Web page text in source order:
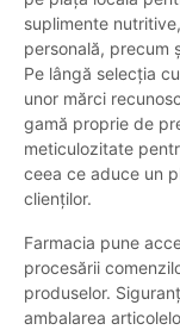
suplimente
personală, precum
Pe lângă selecția
unor mărci
gamă proprie de
meticulozitate
ceea ce aduce un
clienților.
Farmacia pune
procesării
produselor.
ambalarea